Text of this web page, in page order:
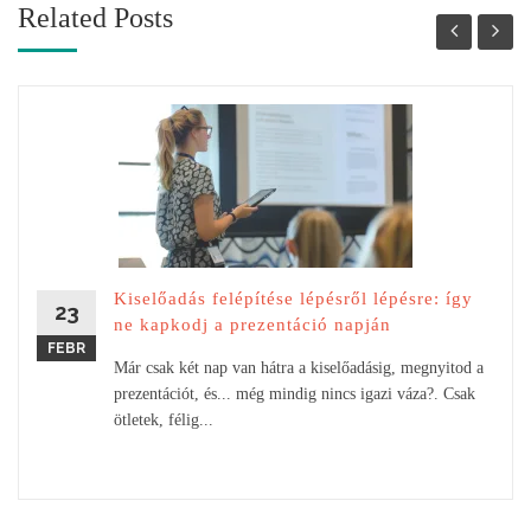
Related Posts
23
FEBR
Kiselőadás felépítése lépésről lépésre: így
ne kapkodj a prezentáció napján
Már csak két nap van hátra a kiselőadásig, megnyitod a
prezentációt, és... még mindig nincs igazi váza?. Csak
ötletek, félig...